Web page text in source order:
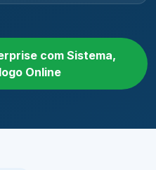
com Sistema,
Online